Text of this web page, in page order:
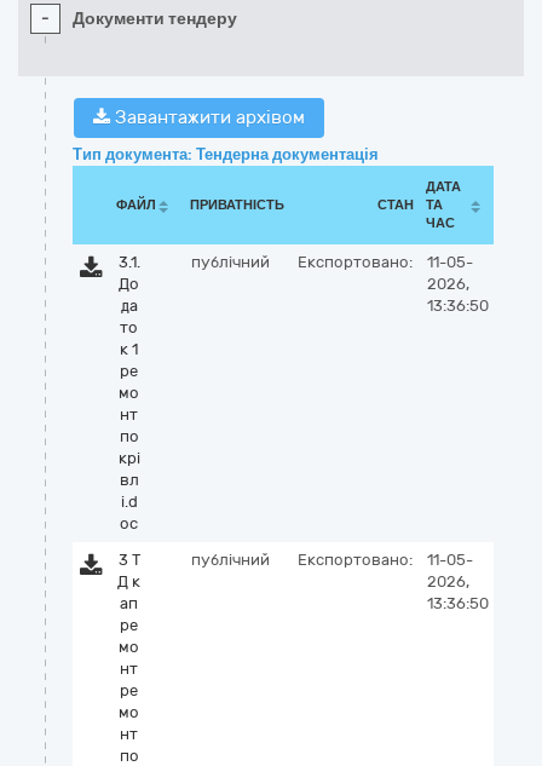
- Документи тендеру
Завантажити архівом
Тип документа: Тендерна документація
ФАЙЛ ПРИВАТНІСТЬ СТАН
ДАТА
ТА
ЧАС
3.1.
До
да
то
к 1
ре
мо
нт
по
крі
вл
і.d
oc
публічний Експортовано:
11-05-
2026,
13:36:50
3 Т
Д к
ап
ре
мо
нт
ре
мо
нт
по
публічний Експортовано:
11-05-
2026,
13:36:50